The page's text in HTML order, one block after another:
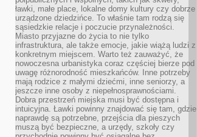
ławki, małe place, lokalne domy kultury czy dobrze
urządzone dziedzińce. To właśnie tam rodzą się
sąsiedzkie relacje i poczucie przynależności.
Miasto przyjazne do życia to nie tylko
infrastruktura, ale także emocje, jakie wiążą ludzi z
konkretnym miejscem. Warto też zauważyć, że
nowoczesna urbanistyka coraz częściej bierze pod
uwagę różnorodność mieszkańców. Inne potrzeby
mają rodzice z małymi dziećmi, inne seniorzy, a
jeszcze inne osoby z niepełnosprawnościami.
Dobra przestrzeń miejska musi być dostępna i
intuicyjna. Ławki powinny znajdować się tam, gdzie
naprawdę są potrzebne, przejścia dla pieszych
muszą być bezpieczne, a urzędy, szkoły czy